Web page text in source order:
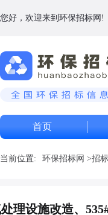
您好，欢迎来到环保招标网!
首页
当前位置: 环保招标网 >招
理设施改造、